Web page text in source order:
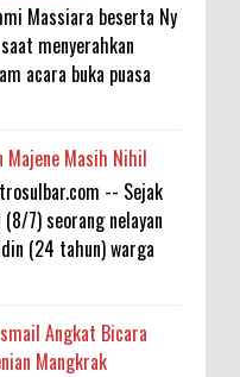
Massiara beserta Ny
menyerahkan
acara buka puasa
Majene Masih Nihil
-- Sejak
7) seorang nelayan
(24 tahun) warga
Angkat Bicara
Mangkrak